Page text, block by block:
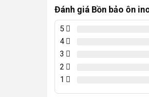
Đánh giá Bồn bảo ôn
5
4
3
2
1